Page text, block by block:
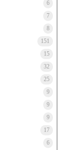
6
7
8
151
15
32
25
9
9
9
17
6